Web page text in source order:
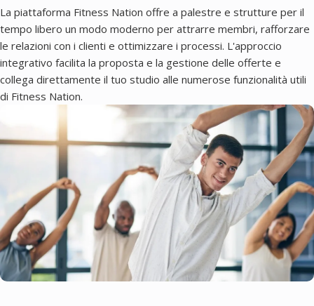
La piattaforma Fitness Nation offre a palestre e strutture per il
tempo libero un modo moderno per attrarre membri, rafforzare
le relazioni con i clienti e ottimizzare i processi. L'approccio
integrativo facilita la proposta e la gestione delle offerte e
collega direttamente il tuo studio alle numerose funzionalità utili
di Fitness Nation.